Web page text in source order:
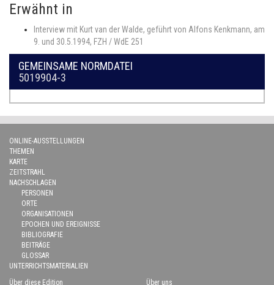
Erwähnt in
Interview mit Kurt van der Walde, geführt von Alfons Kenkmann, am
9. und 30.5.1994, FZH / WdE 251
GEMEINSAME NORMDATEI
5019904-3
ONLINE-AUSSTELLUNGEN
THEMEN
KARTE
ZEITSTRAHL
NACHSCHLAGEN
PERSONEN
ORTE
ORGANISATIONEN
EPOCHEN UND EREIGNISSE
BIBLIOGRAFIE
BEITRÄGE
GLOSSAR
UNTERRICHTSMATERIALIEN
Über diese Edition
Über uns